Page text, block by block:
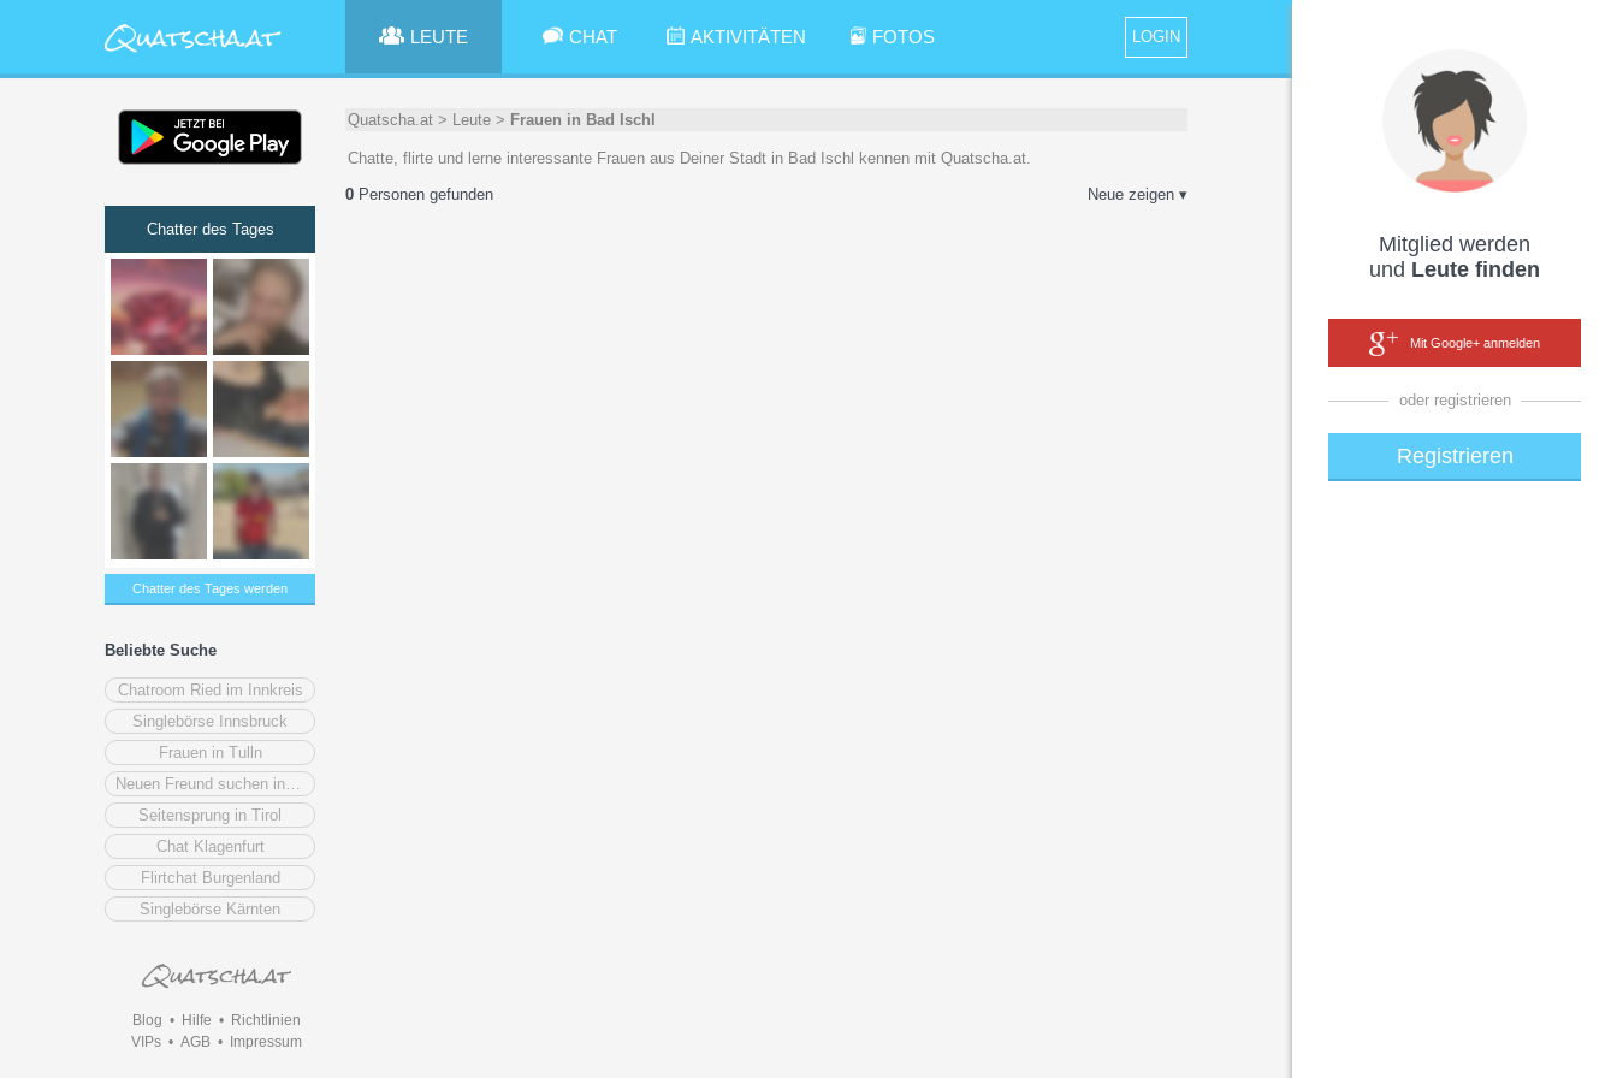
Mitglied werden
und Leute finden
Mit Google+ anmelden
oder registrieren
Registrieren
LOGIN
LEUTE CHAT AKTIVITÄTEN FOTOS
Chatter des Tages
Chatter des Tages werden
Beliebte Suche
Chatroom Ried im Innkreis
Singlebörse Innsbruck
Frauen in Tulln
Seitensprung in Tirol
Chat Klagenfurt
Flirtchat Burgenland
Singlebörse Kärnten
Blog • Hilfe • Richtlinien
VIPs• AGB• Impressum
Quatscha.at > Leute > Frauen in Bad Ischl
Chatte, flirte und lerne interessante Frauen aus Deiner Stadt in Bad Ischl kennen mit Quatscha.at.
Neue zeigen ▾
0 Personen gefunden